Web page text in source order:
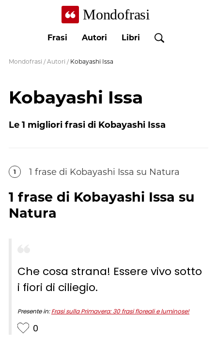
Mondofrasi
Frasi Autori Libri
Mondofrasi / Autori / Kobayashi Issa
Kobayashi Issa
Le 1 migliori frasi di Kobayashi Issa
1 1 frase di Kobayashi Issa su Natura
1 frase di Kobayashi Issa su
Natura
Che cosa strana! Essere vivo sotto
i fiori di ciliegio.
Presente in:Frasi sulla Primavera: 30 frasi floreali e luminose!
0